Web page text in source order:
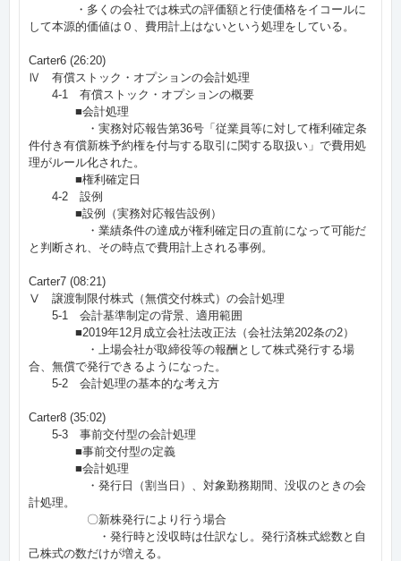
・多くの会社では株式の評価額と行使価格をイコールに
して本源的価値は０、費用計上はないという処理をしている。
Carter6 (26:20)
Ⅳ 有償ストック・オプションの会計処理
4-1 有償ストック・オプションの概要
■会計処理
・実務対応報告第36号「従業員等に対して権利確定条
件付き有償新株予約権を付与する取引に関する取扱い」で費用処
理がルール化された。
■権利確定日
4-2 設例
■設例（実務対応報告設例）
・業績条件の達成が権利確定日の直前になって可能だ
と判断され、その時点で費用計上される事例。
Carter7 (08:21)
Ⅴ 譲渡制限付株式（無償交付株式）の会計処理
5-1 会計基準制定の背景、適用範囲
■2019年12月成立会社法改正法（会社法第202条の2）
・上場会社が取締役等の報酬として株式発行する場
合、無償で発行できるようになった。
5-2 会計処理の基本的な考え方
Carter8 (35:02)
5-3 事前交付型の会計処理
■事前交付型の定義
■会計処理
・発行日（割当日）、対象勤務期間、没収のときの会
計処理。
〇新株発行により行う場合
・発行時と没収時は仕訳なし。発行済株式総数と自
己株式の数だけが増える。